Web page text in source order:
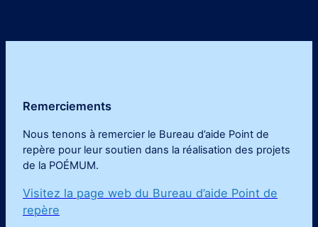
Remerciements
Nous tenons à remercier le Bureau d’aide Point de
repère pour leur soutien dans la réalisation des projets
de la POÉMUM.
Visitez la page web du Bureau d’aide Point de
repère